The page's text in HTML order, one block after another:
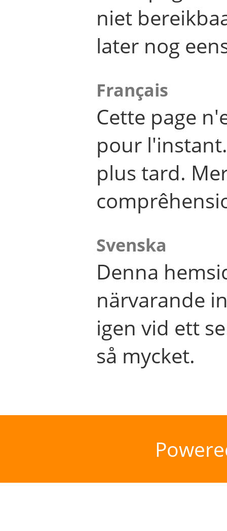
niet
later nog
Français
Cette page
pour
plus tard.
Svenska
Denna
närvarande
igen vid ett
så mycket.